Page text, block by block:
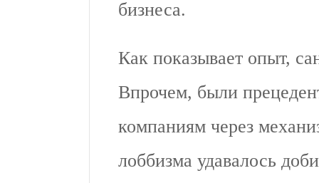
бизнеса.
Как показывает опыт,
Впрочем, были
компаниям через
лоббизма удавалось